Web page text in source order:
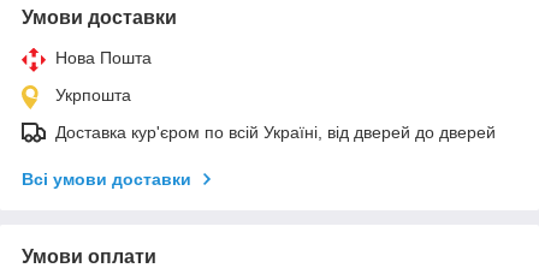
Умови доставки
Нова Пошта
Укрпошта
Доставка кур'єром по всій Україні, від дверей до дверей
Всі умови доставки
Умови оплати